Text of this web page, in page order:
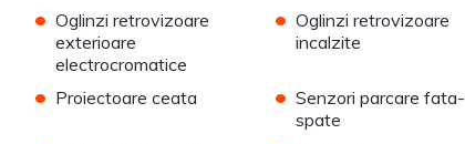
• Oglinzi retrovizoare
exterioare
electrocromatice
• Oglinzi retrovizoare
incalzite
• Proiectoare ceata • Senzori parcare fata-
spate